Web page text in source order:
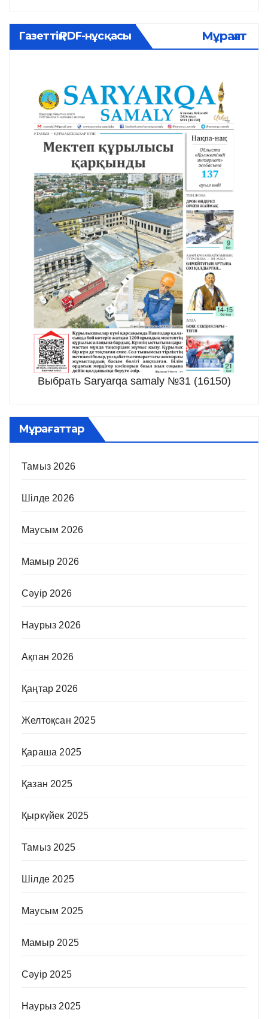
Газеттің PDF-нұсқасы Мұрағат
Выбрать Saryarqa samaly №31 (16150)
Мұрағаттар
Тамыз 2026
Шілде 2026
Маусым 2026
Мамыр 2026
Сәуір 2026
Наурыз 2026
Ақпан 2026
Қаңтар 2026
Желтоқсан 2025
Қараша 2025
Қазан 2025
Қыркүйек 2025
Тамыз 2025
Шілде 2025
Маусым 2025
Мамыр 2025
Сәуір 2025
Наурыз 2025